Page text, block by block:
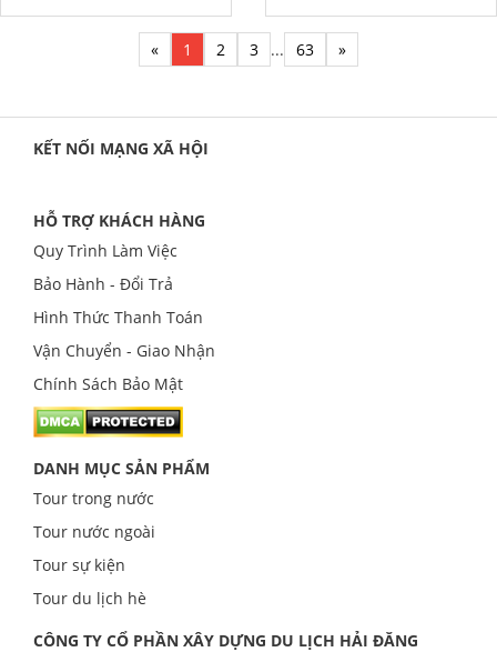
« 1 2 3 ... 63 »
KẾT NỐI MẠNG XÃ HỘI
HỖ TRỢ KHÁCH HÀNG
Quy Trình Làm Việc
Bảo Hành - Đổi Trả
Hình Thức Thanh Toán
Vận Chuyển - Giao Nhận
Chính Sách Bảo Mật
DANH MỤC SẢN PHẨM
Tour trong nước
Tour nước ngoài
Tour sự kiện
Tour du lịch hè
CÔNG TY CỔ PHẦN XÂY DỰNG DU LỊCH HẢI ĐĂNG